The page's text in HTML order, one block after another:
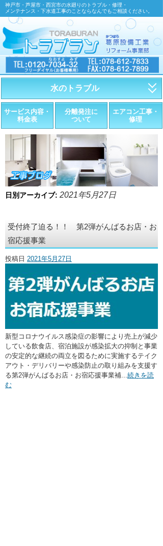
神戸市・芦屋市・西宮市の水廻りのトラブル・修理・
メンテナンス・下水道工事のことならなんでもご相談ください。
水のトラブル
・トイレが詰まったら
・トイレが漏れたら
・水道管が漏れたら
・排水が詰まったら
・悪臭調査
・ここに水栓がほしい
サービス内容・
料金表
分離発注に
ついて
エアコン工事・
修理
日別アーカイブ: 2021年5月27日
受付終了迫る！！ 第2弾がんばるお店・お
宿応援事業
投稿日 2021年5月27日
新型コロナウイルス感染症の影響により売上が減少
している飲食店、宿泊施設が感染拡大の抑制と事業
の安定的な継続の両立を図るために実施するテイク
アウト・デリバリーや感染防止の取り組みを支援す
る第2弾がんばるお店・お宿応援事業補... 続きを読
む